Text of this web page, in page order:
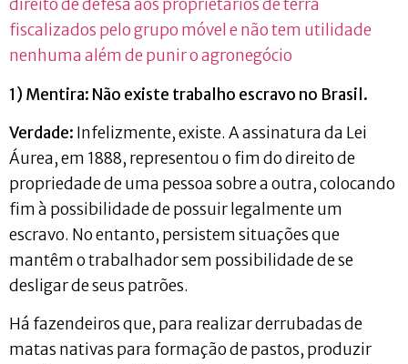
direito de defesa aos proprietários de terra
fiscalizados pelo grupo móvel e não tem utilidade
nenhuma além de punir o agronegócio
1) Mentira: Não existe trabalho escravo no Brasil.
Verdade: Infelizmente, existe. A assinatura da Lei
Áurea, em 1888, representou o fim do direito de
propriedade de uma pessoa sobre a outra, colocando
fim à possibilidade de possuir legalmente um
escravo. No entanto, persistem situações que
mantêm o trabalhador sem possibilidade de se
desligar de seus patrões.
Há fazendeiros que, para realizar derrubadas de
matas nativas para formação de pastos, produzir